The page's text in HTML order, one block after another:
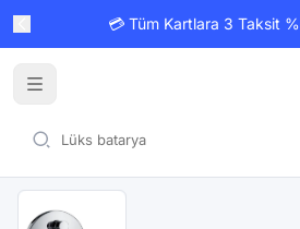
💳 Tüm Kartlara 3 Taksit